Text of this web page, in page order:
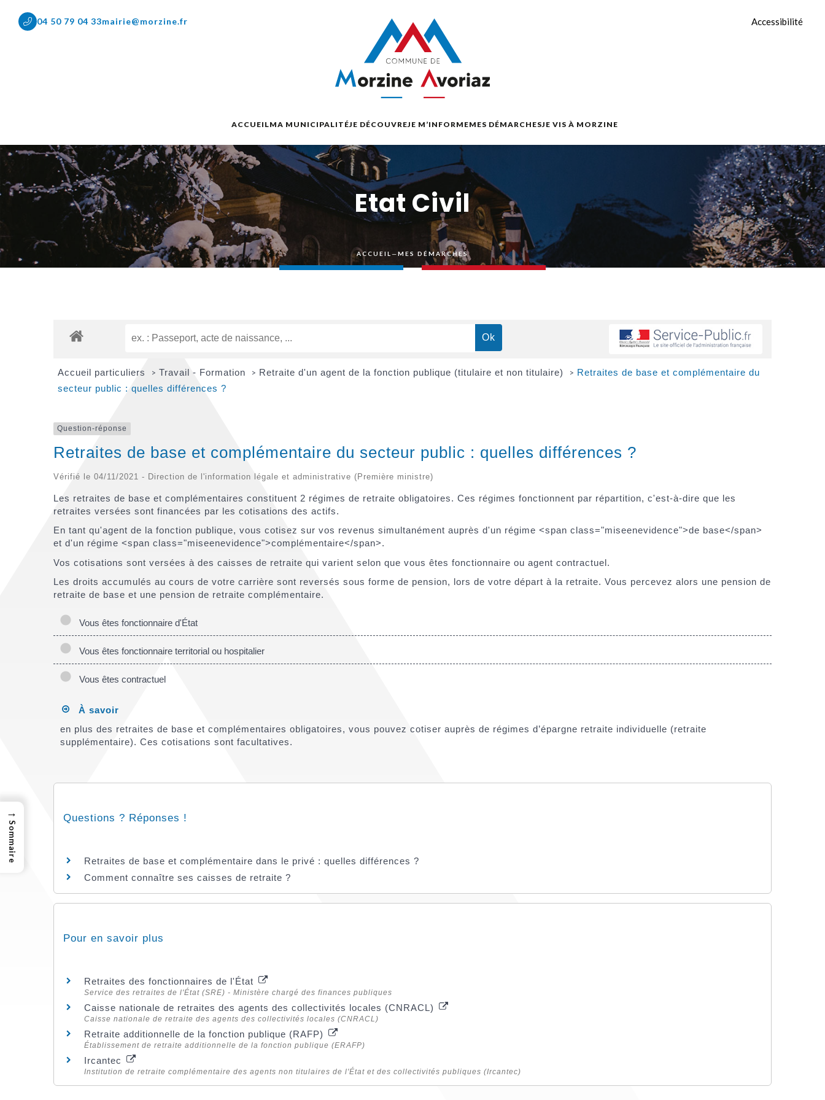
04 50 79 04 33mairie@morzine.fr Accessibilité
ACCUEILMA MUNICIPALITÉJE DÉCOUVREJE M’INFORMEMES DÉMARCHESJE VIS À MORZINE
Etat Civil
ACCUEIL —MES DÉMARCHES
Accueil particuliers > Travail - Formation > Retraite d'un agent de la fonction publique (titulaire et non titulaire) > Retraites de base et complémentaire du
secteur public : quelles différences ?
Question-réponse
Retraites de base et complémentaire du secteur public : quelles différences ?
Vérifié le 04/11/2021 - Direction de l'information légale et administrative (Première ministre)
Les retraites de base et complémentaires constituent 2 régimes de retraite obligatoires. Ces régimes fonctionnent par répartition, c'est-à-dire que les
retraites versées sont financées par les cotisations des actifs.
En tant qu'agent de la fonction publique, vous cotisez sur vos revenus simultanément auprès d'un régime <span class="miseenevidence">de base</span>
et d'un régime <span class="miseenevidence">complémentaire</span>.
Vos cotisations sont versées à des caisses de retraite qui varient selon que vous êtes fonctionnaire ou agent contractuel.
Les droits accumulés au cours de votre carrière sont reversés sous forme de pension, lors de votre départ à la retraite. Vous percevez alors une pension de
retraite de base et une pension de retraite complémentaire.
Vous êtes fonctionnaire d'État
Vous êtes fonctionnaire territorial ou hospitalier
Vous êtes contractuel
À savoir
en plus des retraites de base et complémentaires obligatoires, vous pouvez cotiser auprès de régimes d’épargne retraite individuelle (retraite
supplémentaire). Ces cotisations sont facultatives.
Questions ? Réponses !
Retraites de base et complémentaire dans le privé : quelles différences ?
Comment connaître ses caisses de retraite ?
Pour en savoir plus
Retraites des fonctionnaires de l'État
Service des retraites de l'État (SRE) - Ministère chargé des finances publiques
Caisse nationale de retraites des agents des collectivités locales (CNRACL)
Caisse nationale de retraite des agents des collectivités locales (CNRACL)
Retraite additionnelle de la fonction publique (RAFP)
Établissement de retraite additionnelle de la fonction publique (ERAFP)
Ircantec
Institution de retraite complémentaire des agents non titulaires de l'État et des collectivités publiques (Ircantec)
→
Sommaire